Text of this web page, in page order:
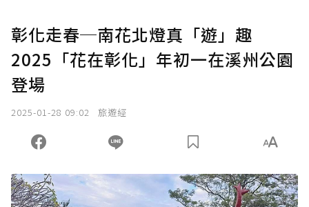
彰化走春─南花北燈真「遊」趣
2025「花在彰化」年初一在溪州公園
登場
2025-01-28 09:02 旅遊經